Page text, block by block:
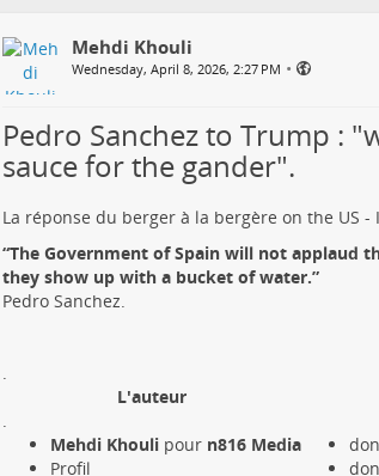
Mehdi Khouli
Wednesday, April 8, 2026, 2:27 PM •
Pedro Sanchez to Trump :
sauce for the gander".
La réponse du berger à la bergère on the US -
“The Government of Spain will not applaud
they show up with a bucket of water.”
Pedro Sanchez.
.
L'auteur
.
Mehdi Khoulipour n816 Media
Profil